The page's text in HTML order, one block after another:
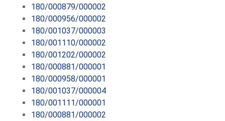
180/000879/000002
180/000956/000002
180/001037/000003
180/001110/000002
180/001202/000002
180/000881/000001
180/000958/000001
180/001037/000004
180/001111/000001
180/000881/000002